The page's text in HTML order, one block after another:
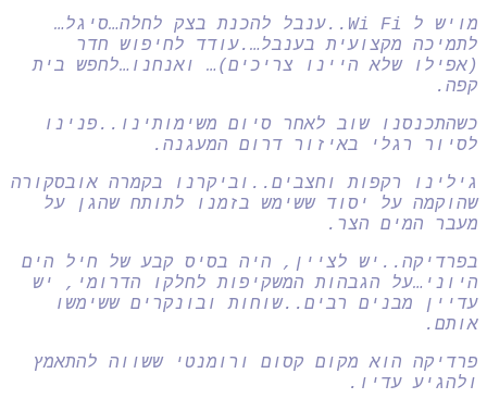
מויש ל Wi Fi..ענבל להכנת בצק לחלה…סיגל…
לתמיכה מקצועית בענבל….עודד לחיפוש חדר
(אפילו שלא היינו צריכים)… ואנחנו…לחפש בית
קפה.
כשהתכנסנו שוב לאחר סיום משימותינו..פנינו
לסיור רגלי באיזור דרום המעגנה.
גילינו רקפות וחצבים..וביקרנו בקמרה אובסקורה
שהוקמה על יסוד ששימש בזמנו לתותח שהגן על
מעבר המים הצר.
בפרדיקה..יש לציין, היה בסיס קבע של חיל הים
היוני…על הגבהות המשקיפות לחלקו הדרומי, יש
עדיין מבנים רבים..שוחות ובונקרים ששימשו
אותם.
פרדיקה הוא מקום קסום ורומנטי ששווה להתאמץ
ולהגיע עדיו.